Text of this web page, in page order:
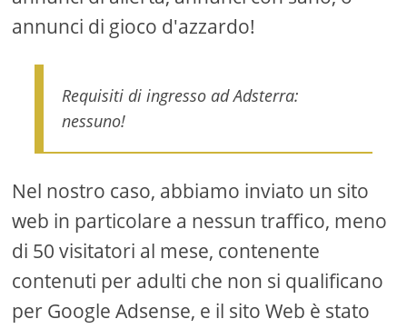
annunci di gioco d'azzardo!
Requisiti di ingresso ad Adsterra:
nessuno!
Nel nostro caso, abbiamo inviato un sito
web in particolare a nessun traffico, meno
di 50 visitatori al mese, contenente
contenuti per adulti che non si qualificano
per Google Adsense, e il sito Web è stato